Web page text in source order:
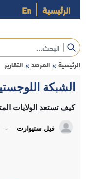
الرئيسية En
الرئيسية » المرصد » التقارير
الشبكة
كيف تستعد الولايات
فيل ستيوارت -